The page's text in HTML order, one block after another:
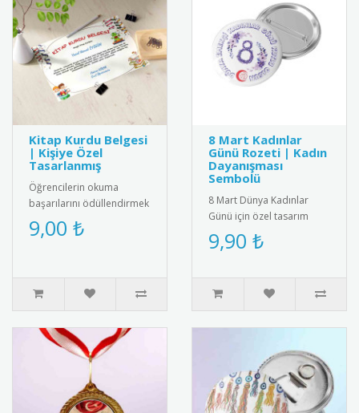
Kitap Kurdu Belgesi
| Kişiye Özel
Tasarlanmış
Öğrencilerin okuma
başarılarını ödüllendirmek
için özel tasarlanmış kitap
kurdu belgeleri. Kişiye öz..
9,00 ₺
8 Mart Kadınlar
Günü Rozeti | Kadın
Dayanışması
Sembolü
8 Mart Dünya Kadınlar
Günü için özel tasarım
rozet. Kadın dayanışmasını
ve eşitliği simgeleyen şık
9,90 ₺